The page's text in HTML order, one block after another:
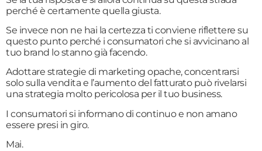
perché è certamente quella giusta.
Se invece non ne hai la certezza ti conviene riflettere su
questo punto perché i consumatori che si avvicinano al
tuo brand lo stanno già facendo.
Adottare strategie di marketing opache, concentrarsi
solo sulla vendita e l’aumento del fatturato può rivelarsi
una strategia molto pericolosa per il tuo business.
I consumatori si informano di continuo e non amano
essere presi in giro.
Mai.